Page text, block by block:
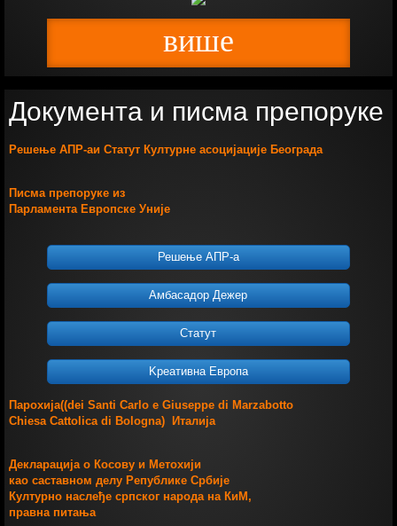
више
Документа и писма препоруке
Решење АПР-аи Статут Културне асоцијације Београда
Писма препоруке из
Парламента Европске Уније
Решење АПР-а
Амбасадор Дежер
Статут
Kреативна Европа
Парохијa((dei Santi Carlo e Giuseppe di Marzabotto
Chiesa Cattolica di Bologna) Италија
Декларација о Косову и Метохији
као саставном делу Републике Србије
Културно наслеђе српског народа на КиМ,
правна питања